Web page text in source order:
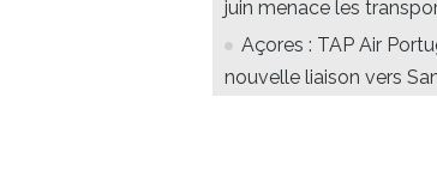
juin menace les
Açores : TAP Air
nouvelle liaison vers